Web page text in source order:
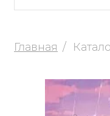
Главная